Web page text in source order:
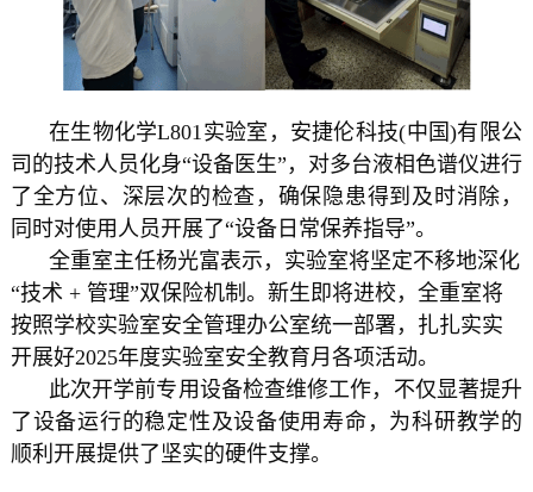
在生物化学L801 实验室，安捷伦科技(中国)有限公
司的技术人员化身“设备医生”，对多台液相色谱仪进行
了全方位、深层次的检查，确保隐患得到及时消除，
同时对使用人员开展了“设备日常保养指导”。
全重室主任杨光富表示，实验室将坚定不移地深化
“技术 + 管理”双保险机制。新生即将进校，全重室将
按照学校实验室安全管理办公室统一部署，扎扎实实
开展好2025年度实验室安全教育月各项活动。
此次开学前专用设备检查维修工作，不仅显著提升
了设备运行的稳定性及设备使用寿命，为科研教学的
顺利开展提供了坚实的硬件支撑。